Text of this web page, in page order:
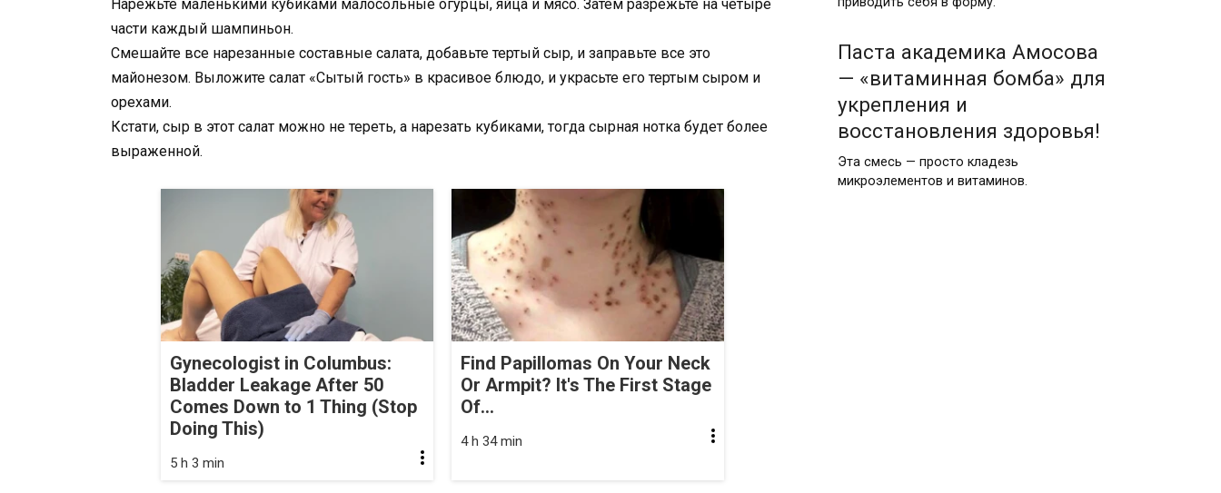
Нарежьте маленькими кубиками малосольные огурцы, яйца и мясо. Затем разрежьте на четыре
части каждый шампиньон.
Смешайте все нарезанные составные салата, добавьте тертый сыр, и заправьте все это
майонезом. Выложите салат «Сытый гость» в красивое блюдо, и украсьте его тертым сыром и
орехами.
Кстати, сыр в этот салат можно не тереть, а нарезать кубиками, тогда сырная нотка будет более
выраженной.
Gynecologist in Columbus:
Bladder Leakage After 50
Comes Down to 1 Thing (Stop
Doing This)
5 h 3 min
Find Papillomas On Your Neck
Or Armpit? It's The First Stage
Of...
4 h 34 min
Паста академика Амосова
— «витаминная бомба» для
укрепления и
восстановления здоровья!
Эта смесь — просто кладезь
микроэлементов и витаминов.